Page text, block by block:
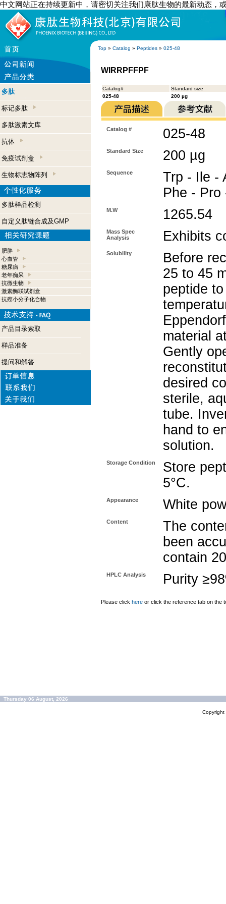
中文网站正在持续更新中，请密切关注我们康肽生物的最新动态，
Top » Catalog » Peptides » 025-48
多肽
标记多肽
多肽激素文库
抗体
免疫试剂盒
生物标志物阵列
多肽样品检测
自定义肽链合成及GMP
肥胖
心血管
糖尿病
老年痴呆
抗微生物
激素酶联试剂盒
抗癌小分子化合物
产品目录索取
样品准备
提问和解答
WIRRPFFPF
Catalog#
Standard size
025-48
200 µg
Catalog # 025-48
Standard Size 200 µg
Sequence
Trp - Ile -
Phe - Pro
M.W 1265.54
Mass Spec
Analysis
Exhibits
Solubility
Before
25 to 45
peptide
material
Gently
desired
sterile,
tube.
hand to
solution.
Storage Condition
Store
5°C.
Appearance White
Content
The
been
contain
HPLC Analysis Purity
Please click here or click the reference tab on the
Thursday 06 August, 2026